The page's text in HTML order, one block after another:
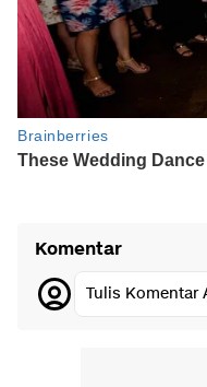
Komentar
Tulis Komentar